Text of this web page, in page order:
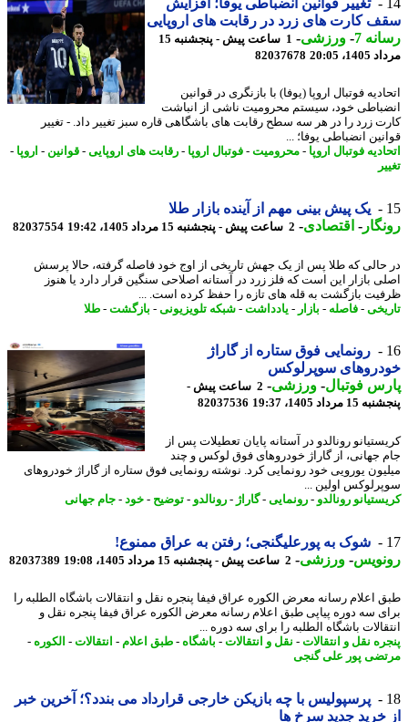
کارت های زرد در رقابت های اروپایی
7
-ورزشی-
1 ساعت پیش - پنجشنبه 15
20:05
82037678
فوتبال اروپا (یوفا) با بازنگری در قوانین
خود، سیستم محرومیت ناشی از انباشت
زرد را در هر سه سطح رقابت های باشگاهی قاره سبز تغییر داد. - تغییر
انضباطی یوفا؛ ...
فوتبال اروپا - محرومیت-فوتبال اروپا - رقابت های اروپایی-قوانین-اروپا -
یک پیش بینی مهم از آینده بازار طلا
-اقتصادی-2 ساعت پیش - پنجشنبه 15 مرداد 1405، 19:42 82037554
که طلا پس از یک جهش تاریخی از اوج خود فاصله گرفته، حالا پرسش
بازار این است که فلز زرد در آستانه اصلاحی سنگین قرار دارد یا هنوز
بازگشت به قله های تازه را حفظ کرده است. ...
-فاصله-بازار - یادداشت -شبکه تلویزیونی-بازگشت-طلا
رونمایی فوق ستاره از گاراژ
سوپرلوکس
فوتبال-ورزشی-
2 ساعت پیش -
1405، 19:37
82037536
رونالدو در آستانه پایان تعطیلات پس از
جهانی، از گاراژ خودروهای فوق لوکس و چند
یورویی خود رونمایی کرد. نوشته رونمایی فوق ستاره از گاراژ خودروهای
اولین ...
رونالدو-رونمایی-گاراژ- رونالدو-توضیح-خود -جام جهانی
شوک به پورعلیگنجی؛ رفتن به عراق ممنوع!
-ورزشی-2 ساعت پیش - پنجشنبه 15 مرداد 1405، 19:08 82037389
اعلام رسانه معرض الکوره عراق فیفا پنجره نقل و انتقالات باشگاه الطلبه را
سه دوره پیاپی طبق اعلام رسانه معرض الکوره عراق فیفا پنجره نقل و
باشگاه الطلبه را برای سه دوره ...
نقل و انتقالات-نقل و انتقالات-باشگاه-طبق اعلام -انتقالات-الکوره-
پور علی گنجی
پرسپولیس با چه بازیکن خارجی قرارداد می بندد؟؛ آخرین خبر
خرید جدید سرخ ها